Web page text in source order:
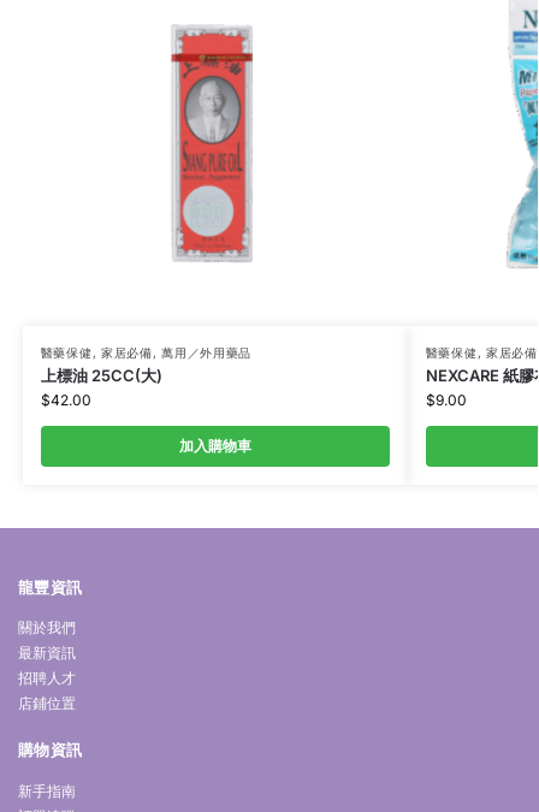
醫藥保健, 家居必備,萬用／外用藥品
上標油 25CC(大)
$42.00
加入購物車
醫藥保健, 家居必備
NEXCARE 紙
$9.00
龍豐資訊
關於我們
最新資訊
招聘人才
店鋪位置
購物資訊
新手指南